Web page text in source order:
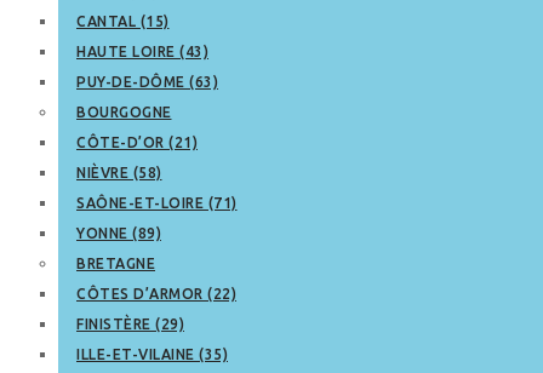
CANTAL (15)
HAUTE LOIRE (43)
PUY-DE-DÔME (63)
BOURGOGNE
CÔTE-D’OR (21)
NIÈVRE (58)
SAÔNE-ET-LOIRE (71)
YONNE (89)
BRETAGNE
CÔTES D’ARMOR (22)
FINISTÈRE (29)
ILLE-ET-VILAINE (35)